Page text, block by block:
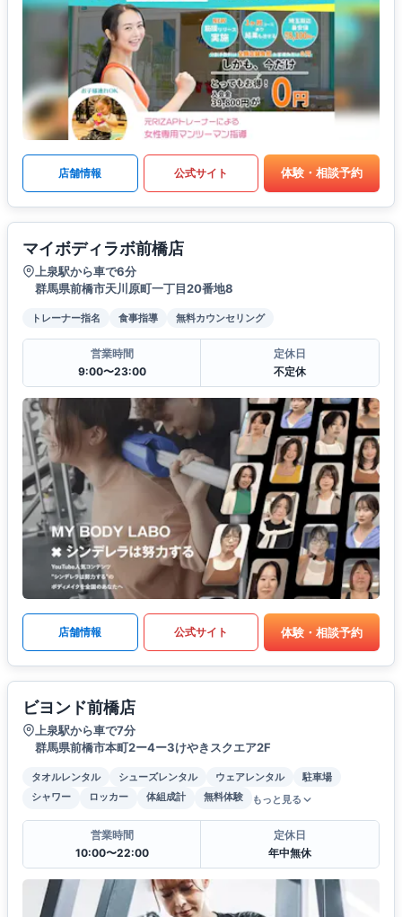
店舗情報 公式サイト 体験・相談予約
マイボディラボ前橋店
上泉駅から車で6分
群馬県前橋市天川原町一丁目20番地8
トレーナー指名 食事指導 無料カウンセリング
営業時間
9:00〜23:00
定休日
不定休
店舗情報 公式サイト 体験・相談予約
ビヨンド前橋店
上泉駅から車で7分
群馬県前橋市本町2ー4ー3けやきスクエア2F
タオルレンタル シューズレンタル ウェアレンタル
駐車場
シャワー
ロッカー 体組成計 無料体験 もっと見る
営業時間
10:00〜22:00
定休日
年中無休